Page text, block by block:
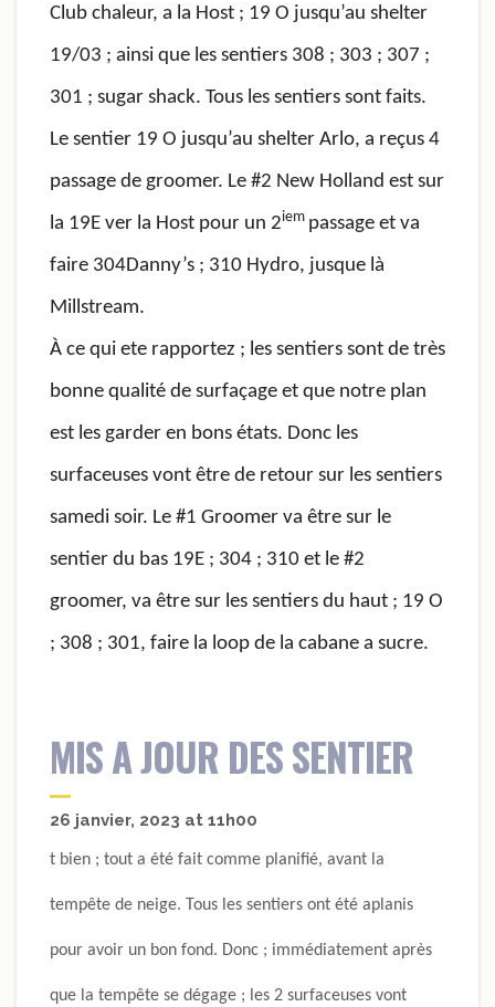
Club chaleur, a la Host ; 19 O jusqu’au shelter
19/03 ; ainsi que les sentiers 308 ; 303 ; 307 ;
301 ; sugar shack. Tous les sentiers sont faits.
Le sentier 19 O jusqu’au shelter Arlo, a reçus 4
passage de groomer. Le #2 New Holland est sur
la 19E ver la Host pour un 2iem passage et va
faire 304Danny’s ; 310 Hydro, jusque là
Millstream.
À ce qui ete rapportez ; les sentiers sont de très
bonne qualité de surfaçage et que notre plan
est les garder en bons états. Donc les
surfaceuses vont être de retour sur les sentiers
samedi soir. Le #1 Groomer va être sur le
sentier du bas 19E ; 304 ; 310 et le #2
groomer, va être sur les sentiers du haut ; 19 O
; 308 ; 301, faire la loop de la cabane a sucre.
MIS A JOUR DES SENTIER
26 janvier, 2023 at 11h00
t bien ; tout a été fait comme planifié, avant la
tempête de neige. Tous les sentiers ont été aplanis
pour avoir un bon fond. Donc ; immédiatement après
que la tempête se dégage ; les 2 surfaceuses vont